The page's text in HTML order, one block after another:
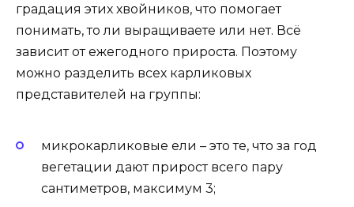
градация этих хвойников, что помогает
понимать, то ли выращиваете или нет. Всё
зависит от ежегодного прироста. Поэтому
можно разделить всех карликовых
представителей на группы:
микрокарликовые ели – это те, что за год
вегетации дают прирост всего пару
сантиметров, максимум 3;